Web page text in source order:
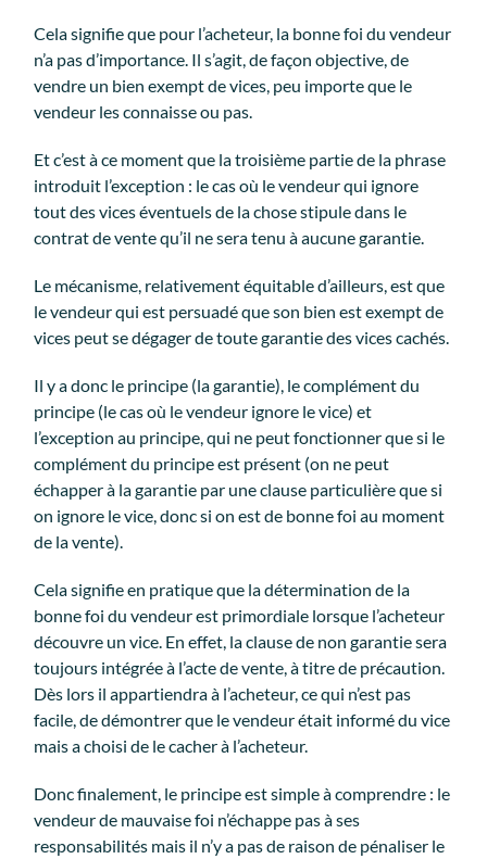
Cela signifie que pour l’acheteur, la bonne foi du vendeur
n’a pas d’importance. Il s’agit, de façon objective, de
vendre un bien exempt de vices, peu importe que le
vendeur les connaisse ou pas.
Et c’est à ce moment que la troisième partie de la phrase
introduit l’exception : le cas où le vendeur qui ignore
tout des vices éventuels de la chose stipule dans le
contrat de vente qu’il ne sera tenu à aucune garantie.
Le mécanisme, relativement équitable d’ailleurs, est que
le vendeur qui est persuadé que son bien est exempt de
vices peut se dégager de toute garantie des vices cachés.
Il y a donc le principe (la garantie), le complément du
principe (le cas où le vendeur ignore le vice) et
l’exception au principe, qui ne peut fonctionner que si le
complément du principe est présent (on ne peut
échapper à la garantie par une clause particulière que si
on ignore le vice, donc si on est de bonne foi au moment
de la vente).
Cela signifie en pratique que la détermination de la
bonne foi du vendeur est primordiale lorsque l’acheteur
découvre un vice. En effet, la clause de non garantie sera
toujours intégrée à l’acte de vente, à titre de précaution.
Dès lors il appartiendra à l’acheteur, ce qui n’est pas
facile, de démontrer que le vendeur était informé du vice
mais a choisi de le cacher à l’acheteur.
Donc finalement, le principe est simple à comprendre : le
vendeur de mauvaise foi n’échappe pas à ses
responsabilités mais il n’y a pas de raison de pénaliser le